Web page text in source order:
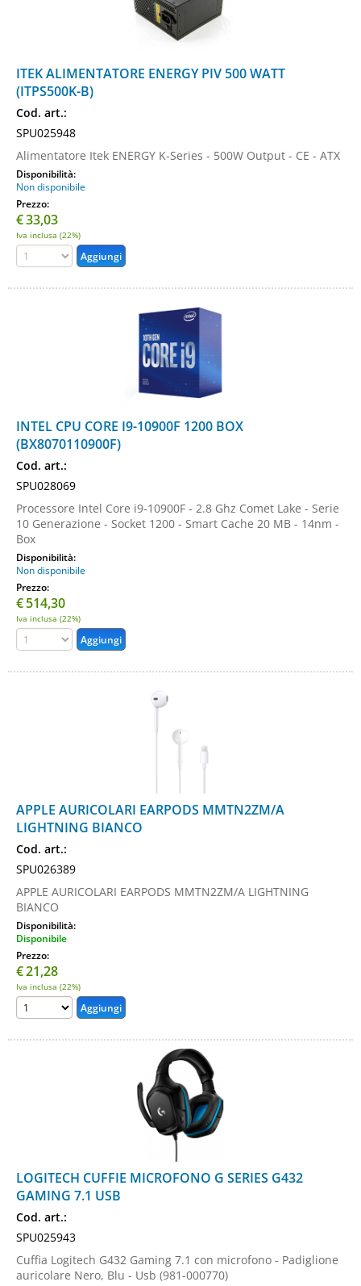
ITEK ALIMENTATORE ENERGY PIV 500 WATT
(ITPS500K-B)
Cod. art.:
SPU025948
Alimentatore Itek ENERGY K-Series - 500W Output - CE - ATX
Disponibilità:
Non disponibile
Prezzo:
€33,03
Iva inclusa (22%)
INTEL CPU CORE I9-10900F 1200 BOX
(BX8070110900F)
Cod. art.:
SPU028069
Processore Intel Core i9-10900F - 2.8 Ghz Comet Lake - Serie
10 Generazione - Socket 1200 - Smart Cache 20 MB - 14nm -
Box
Disponibilità:
Non disponibile
Prezzo:
€514,30
Iva inclusa (22%)
APPLE AURICOLARI EARPODS MMTN2ZM/A
LIGHTNING BIANCO
Cod. art.:
SPU026389
APPLE AURICOLARI EARPODS MMTN2ZM/A LIGHTNING
BIANCO
Disponibilità:
Disponibile
Prezzo:
€21,28
Iva inclusa (22%)
LOGITECH CUFFIE MICROFONO G SERIES G432
GAMING 7.1 USB
Cod. art.:
SPU025943
Cuffia Logitech G432 Gaming 7.1 con microfono - Padiglione
auricolare Nero, Blu - Usb (981-000770)